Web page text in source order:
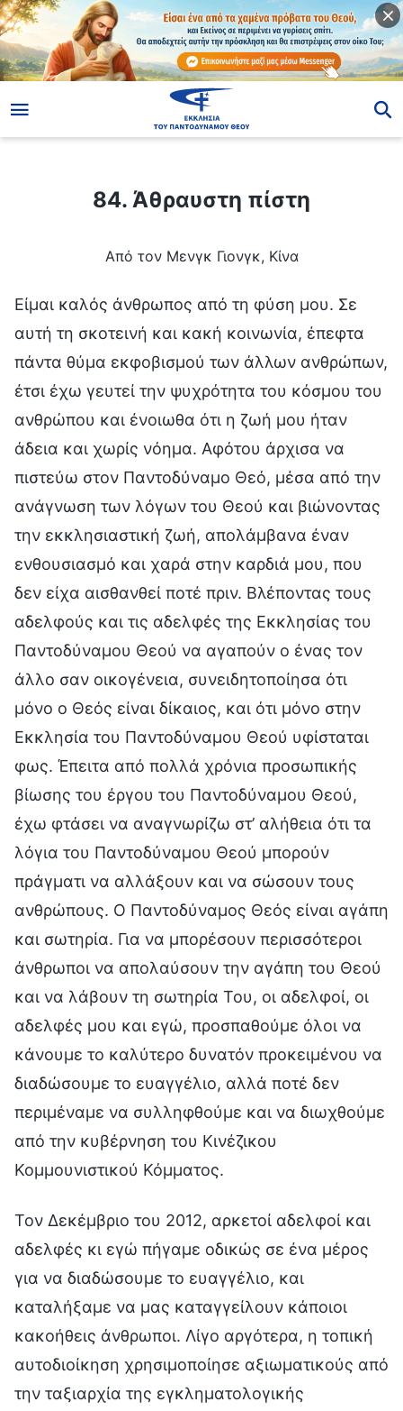
84. Άθραυστη πίστη
Από τον Μενγκ Γιονγκ, Κίνα
Είμαι καλός άνθρωπος από τη φύση μου. Σε
αυτή τη σκοτεινή και κακή κοινωνία, έπεφτα
πάντα θύμα εκφοβισμού των άλλων ανθρώπων,
έτσι έχω γευτεί την ψυχρότητα του κόσμου του
ανθρώπου και ένοιωθα ότι η ζωή μου ήταν
άδεια και χωρίς νόημα. Αφότου άρχισα να
πιστεύω στον Παντοδύναμο Θεό, μέσα από την
ανάγνωση των λόγων του Θεού και βιώνοντας
την εκκλησιαστική ζωή, απολάμβανα έναν
ενθουσιασμό και χαρά στην καρδιά μου, που
δεν είχα αισθανθεί ποτέ πριν. Βλέποντας τους
αδελφούς και τις αδελφές της Εκκλησίας του
Παντοδύναμου Θεού να αγαπούν ο ένας τον
άλλο σαν οικογένεια, συνειδητοποίησα ότι
μόνο ο Θεός είναι δίκαιος, και ότι μόνο στην
Εκκλησία του Παντοδύναμου Θεού υφίσταται
φως. Έπειτα από πολλά χρόνια προσωπικής
βίωσης του έργου του Παντοδύναμου Θεού,
έχω φτάσει να αναγνωρίζω στ’ αλήθεια ότι τα
λόγια του Παντοδύναμου Θεού μπορούν
πράγματι να αλλάξουν και να σώσουν τους
ανθρώπους. Ο Παντοδύναμος Θεός είναι αγάπη
και σωτηρία. Για να μπορέσουν περισσότεροι
άνθρωποι να απολαύσουν την αγάπη του Θεού
και να λάβουν τη σωτηρία Του, οι αδελφοί, οι
αδελφές μου και εγώ, προσπαθούμε όλοι να
κάνουμε το καλύτερο δυνατόν προκειμένου να
διαδώσουμε το ευαγγέλιο, αλλά ποτέ δεν
περιμέναμε να συλληφθούμε και να διωχθούμε
από την κυβέρνηση του Κινέζικου
Κομμουνιστικού Κόμματος.
Τον Δεκέμβριο του 2012, αρκετοί αδελφοί και
αδελφές κι εγώ πήγαμε οδικώς σε ένα μέρος
για να διαδώσουμε το ευαγγέλιο, και
καταλήξαμε να μας καταγγείλουν κάποιοι
κακοήθεις άνθρωποι. Λίγο αργότερα, η τοπική
αυτοδιοίκηση χρησιμοποίησε αξιωματικούς από
την ταξιαρχία της εγκληματολογικής